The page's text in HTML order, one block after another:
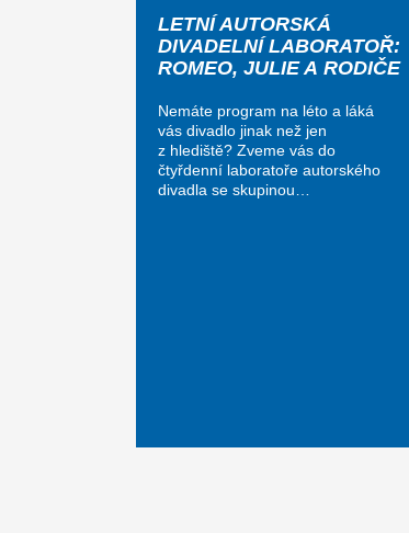
LETNÍ AUTORSKÁ
DIVADELNÍ LABORATOŘ:
ROMEO, JULIE A RODIČE
Nemáte program na léto a láká
vás divadlo jinak než jen
z hlediště? Zveme vás do
čtyřdenní laboratoře autorského
divadla se skupinou…